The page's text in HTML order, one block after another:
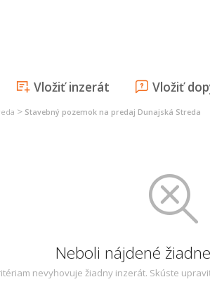
Vložiť inzerát Vložiť
> Stavebný pozemok na predaj Dunajská Streda
Neboli nájdené
nevyhovuje žiadny inzerát. Skúste